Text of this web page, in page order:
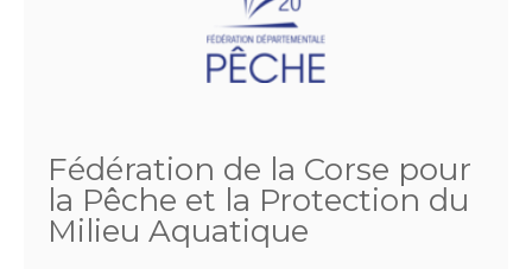
Fédération de la Corse pour
la Pêche et la Protection du
Milieu Aquatique